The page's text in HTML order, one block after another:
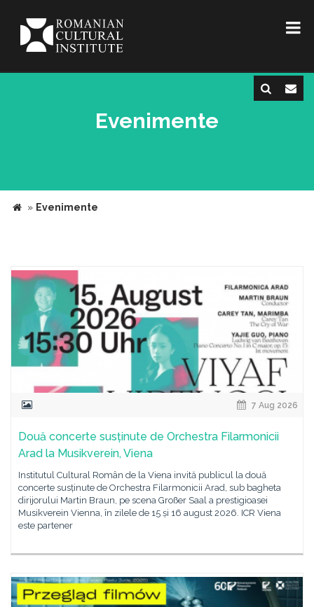
Evenimente
» Evenimente
7 Aug 2026
Două concerte susținute de Orchestra Filarmonicii
Arad la Musikverein, Viena
Institutul Cultural Român de la Viena invită publicul la două
concerte susținute de Orchestra Filarmonicii Arad, sub bagheta
dirijorului Martin Braun, pe scena Großer Saal a prestigioasei
Musikverein Vienna, în zilele de 15 și 16 august 2026. ICR Viena
este partener